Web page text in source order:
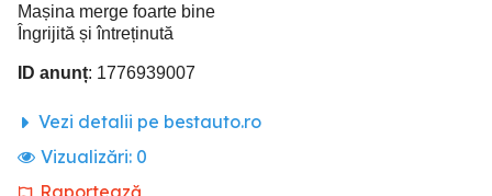
Mașina merge foarte bine
Îngrijită și întreținută
ID anunț: 1776939007
Vezi detalii pe bestauto.ro
Vizualizări: 0
Raportează